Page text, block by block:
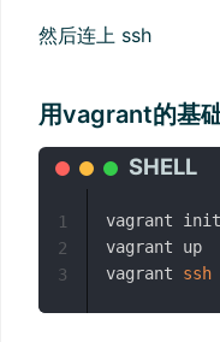
然后连上 ssh
用vagrant的基
vagrant
vagrant up
vagrant ssh
1
2
3